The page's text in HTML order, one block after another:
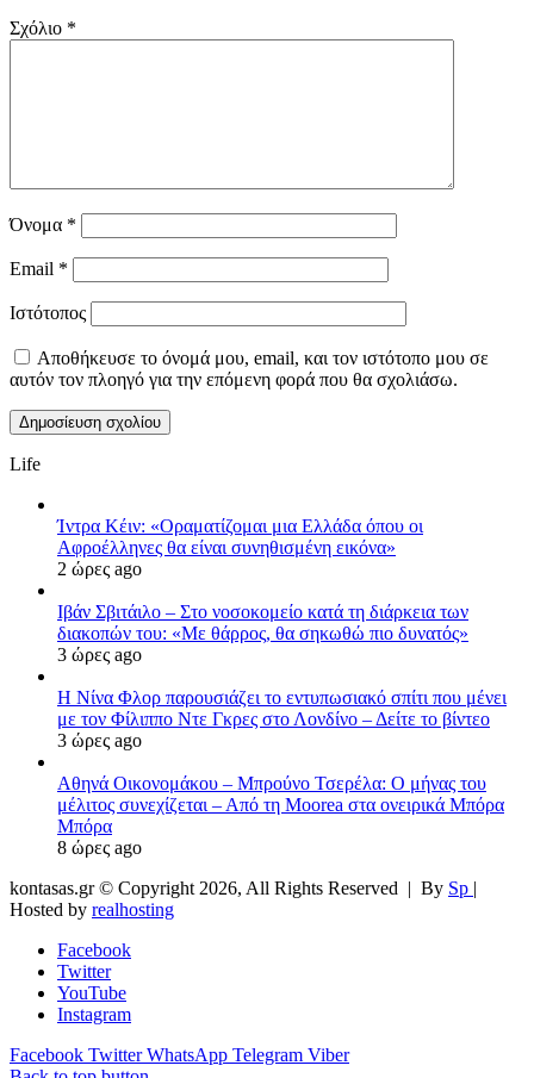
Σχόλιο *
Όνομα *
Email *
Ιστότοπος
Αποθήκευσε το όνομά μου, email, και τον ιστότοπο μου σε
αυτόν τον πλοηγό για την επόμενη φορά που θα σχολιάσω.
Life
Ίντρα Κέιν: «Οραματίζομαι μια Ελλάδα όπου οι
Αφροέλληνες θα είναι συνηθισμένη εικόνα»
2 ώρες ago
Ιβάν Σβιτάιλο – Στο νοσοκομείο κατά τη διάρκεια των
διακοπών του: «Με θάρρος, θα σηκωθώ πιο δυνατός»
3 ώρες ago
Η Νίνα Φλορ παρουσιάζει το εντυπωσιακό σπίτι που μένει
με τον Φίλιππο Ντε Γκρες στο Λονδίνο – Δείτε το βίντεο
3 ώρες ago
Αθηνά Οικονομάκου – Μπρούνο Τσερέλα: Ο μήνας του
μέλιτος συνεχίζεται – Από τη Moorea στα ονειρικά Μπόρα
Μπόρα
8 ώρες ago
kontasas.gr © Copyright 2026, All Rights Reserved | By Sp |
Hosted by realhosting
Facebook
Twitter
YouTube
Instagram
Facebook Twitter WhatsApp Telegram Viber